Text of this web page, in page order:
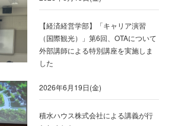
【経済経営学部】「キャリア演習
（国際観光）」第6回、OTAについて
外部講師による特別講座を実施しま
した
2026年6月19日(金)
積水ハウス株式会社による講義が行